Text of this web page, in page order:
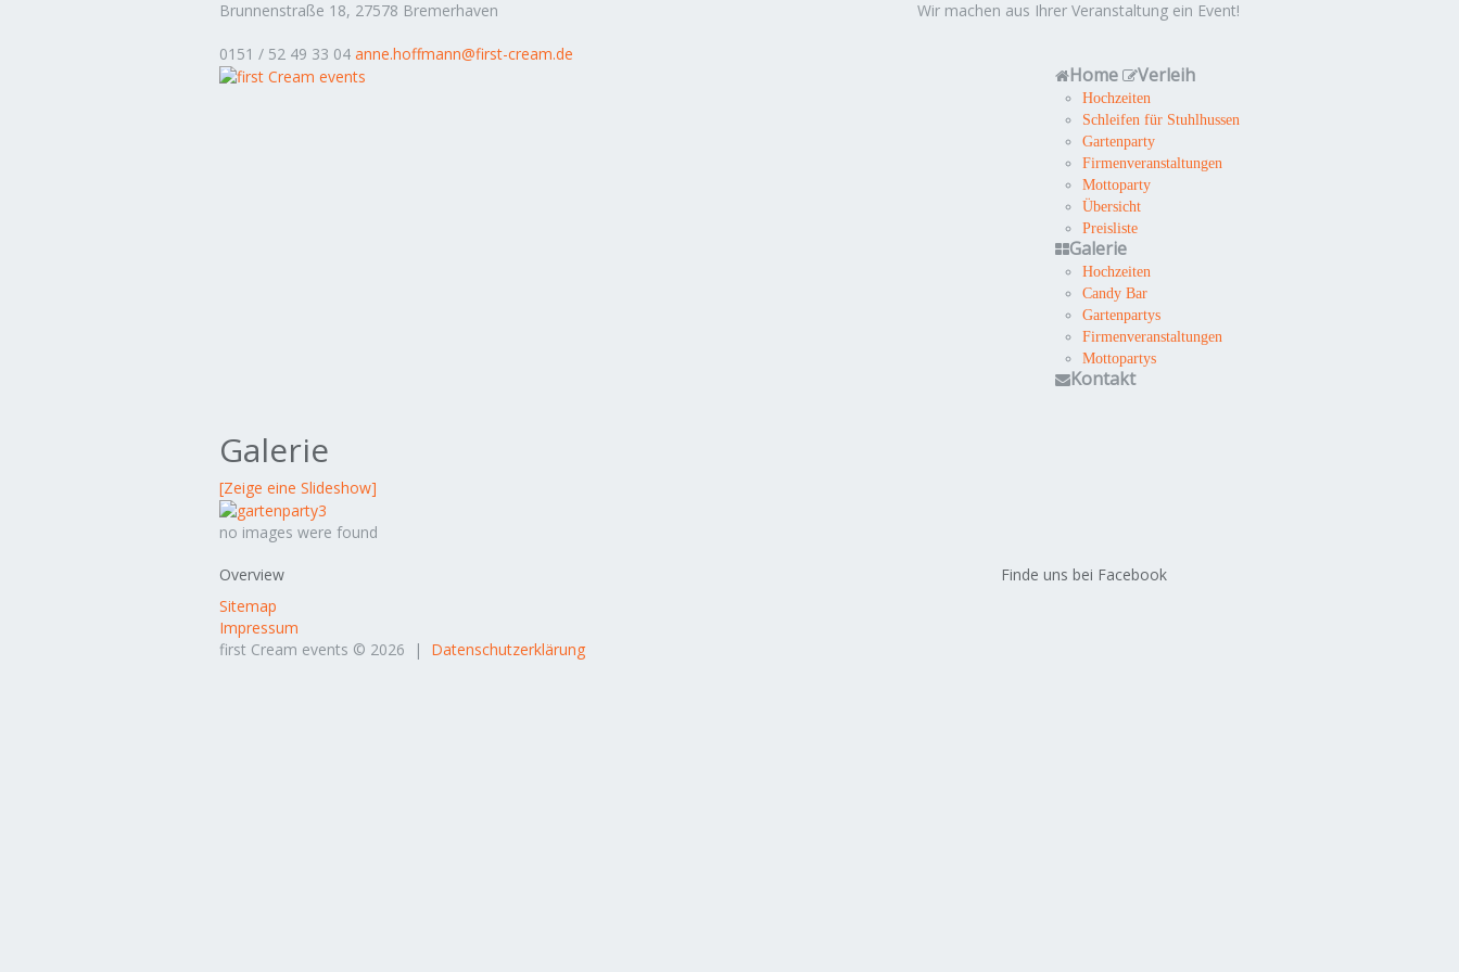
Brunnenstraße 18, 27578 Bremerhaven
0151 / 52 49 33 04 anne.hoffmann@first-cream.de
Wir machen aus Ihrer Veranstaltung ein Event!
Home Verleih
Hochzeiten
Schleifen für Stuhlhussen
Gartenparty
Firmenveranstaltungen
Mottoparty
Übersicht
Preisliste
Galerie
Hochzeiten
Candy Bar
Gartenpartys
Firmenveranstaltungen
Mottopartys
Kontakt
Galerie
[Zeige eine Slideshow]
no images were found
Overview
Sitemap
Impressum
Finde uns bei Facebook
first Cream events © 2026 | Datenschutzerklärung